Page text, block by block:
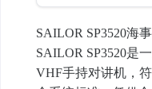
SAILOR SP3520海
SAILOR SP3520是
VHF手持对讲机，